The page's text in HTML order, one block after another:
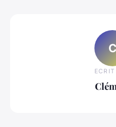
C
ECRIT